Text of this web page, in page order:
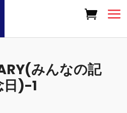
みんなの記
日)-1